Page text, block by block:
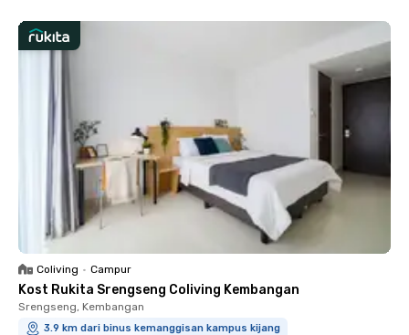
Coliving • Campur
Kost Rukita Srengseng Coliving Kembangan
Srengseng, Kembangan
3.9 km dari binus kemanggisan kampus kijang